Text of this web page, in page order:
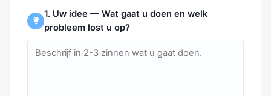
1. Uw idee — Wat gaat u doen en welk
probleem lost u op?